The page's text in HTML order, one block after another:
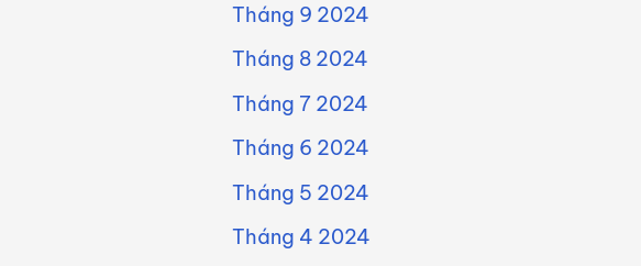
Tháng 9 2024
Tháng 8 2024
Tháng 7 2024
Tháng 6 2024
Tháng 5 2024
Tháng 4 2024